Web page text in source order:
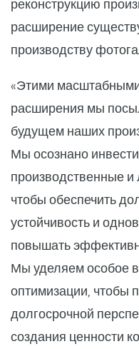
реконструкцию
расширение
производству
«Этими
расширения мы
будущем наших
Мы осознано
производственные и
чтобы обеспечить
устойчивость и
повышать
Мы уделяем особое
оптимизации, чтобы
долгосрочной
создания ценности